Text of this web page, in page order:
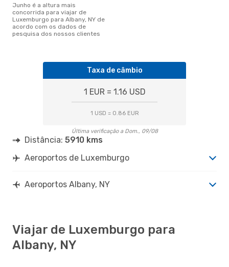
junho é a altura mais
concorrida para viajar de
Luxemburgo para Albany, NY de
acordo com os dados de
pesquisa dos nossos clientes
Taxa de câmbio
1 EUR = 1.16 USD
1 USD = 0.86 EUR
Última verificação a Dom., 09/08
Distância: 5910 kms
Aeroportos de Luxemburgo
Aeroportos Albany, NY
Viajar de Luxemburgo para
Albany, NY